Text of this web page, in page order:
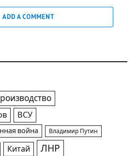
ADD A COMMENT
ВСУ
война Владимир Путин
Китай ЛНР